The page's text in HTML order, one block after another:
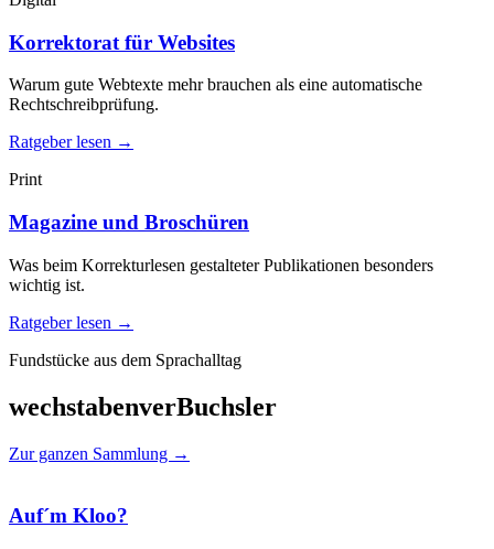
Korrektorat für Websites
Warum gute Webtexte mehr brauchen als eine automatische
Rechtschreibprüfung.
Ratgeber lesen →
Print
Magazine und Broschüren
Was beim Korrekturlesen gestalteter Publikationen besonders
wichtig ist.
Ratgeber lesen →
Fundstücke aus dem Sprachalltag
wechstabenverBuchsler
Zur ganzen Sammlung →
Auf´m Kloo?